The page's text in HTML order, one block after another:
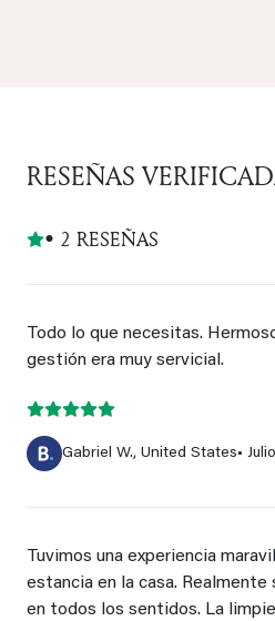
RESEÑAS
• 2 RESEÑAS
Todo lo que necesitas.
gestión era muy servicial.
Gabriel W., United States•
Tuvimos una experiencia
estancia en la casa.
en todos los sentidos. La